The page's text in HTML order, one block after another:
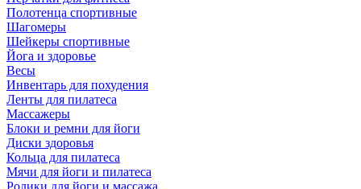
Полотенца спортивные
Шагомеры
Шейкеры спортивные
Йога и здоровье
Весы
Инвентарь для похудения
Ленты для пилатеса
Массажеры
Блоки и ремни для йоги
Диски здоровья
Кольца для пилатеса
Мячи для йоги и пилатеса
Ролики для йоги и массажа